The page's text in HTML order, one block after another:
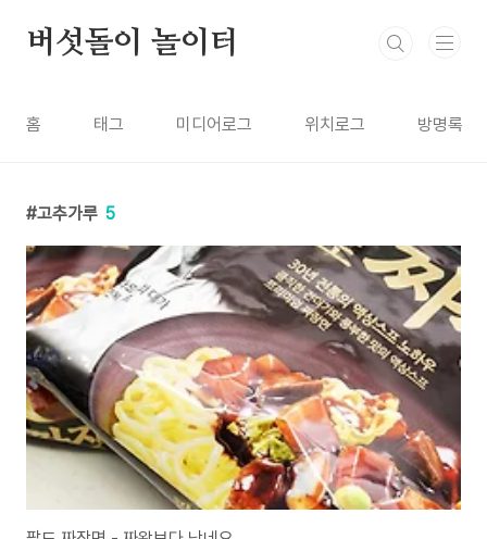
버섯돌이 놀이터
홈 태그 미디어로그 위치로그 방명록
고추가루 5